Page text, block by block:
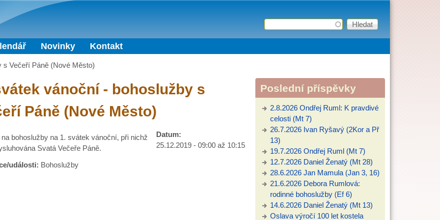
Vyhledávání
Hledat
Novinky Kontakt
Večeří Páně (Nové Město)
vánoční - bohoslužby s
Páně (Nové Město)
bohoslužby na 1. svátek vánoční, při nichž
Svatá Večeře Páně.
Datum:
25.12.2019 - 09:00až 10:15
události: Bohoslužby
Poslední příspěvky
2.8.2026 Ondřej Ruml: K pravdivé
celosti (Mt 7)
26.7.2026 Ivan Ryšavý (2Kor a Př
13)
19.7.2026 Ondřej Ruml (Mt 7)
12.7.2026 Daniel Ženatý (Mt 28)
28.6.2026 Jan Mamula (Jan 3, 16)
21.6.2026 Debora Rumlová:
rodinné bohoslužby (Ef 6)
14.6.2026 Daniel Ženatý (Mt 13)
Oslava výročí 100 let kostela